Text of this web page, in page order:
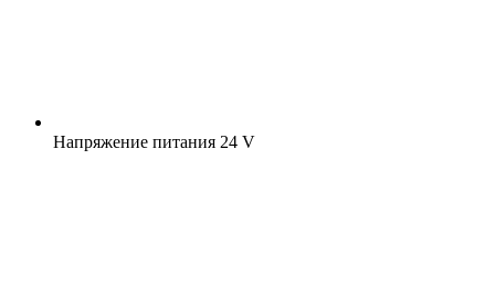
Напряжение питания 24 V